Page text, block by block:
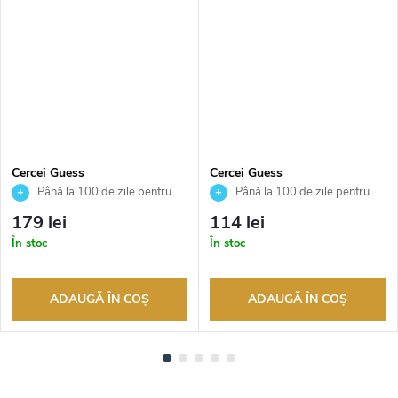
Cercei Guess
JUBE04608JWRHT
Până la 100 de zile pentru
returnarea bunurilor. Vânzător
autorizat
179 lei
În stoc
ADAUGĂ ÎN COŞ
Cercei Guess
JUBE05543JWYGT
Până la 100 de zile pentru
returnarea bunurilor. Vânzător
autorizat
114 lei
În stoc
ADAUGĂ ÎN COŞ